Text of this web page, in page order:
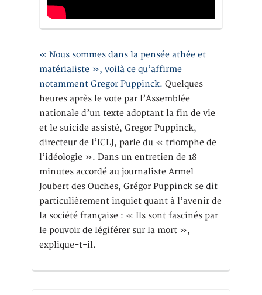
« Nous sommes dans la pensée athée et
matérialiste », voilà ce qu’affirme
notamment Gregor Puppinck. Quelques
heures après le vote par l’Assemblée
nationale d’un texte adoptant la fin de vie
et le suicide assisté, Gregor Puppinck,
directeur de l’ICLJ, parle du « triomphe de
l’idéologie ». Dans un entretien de 18
minutes accordé au journaliste Armel
Joubert des Ouches, Grégor Puppinck se dit
particulièrement inquiet quant à l’avenir de
la société française : « Ils sont fascinés par
le pouvoir de légiférer sur la mort »,
explique-t-il.